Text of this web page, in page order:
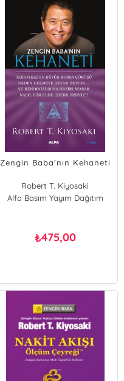
Zengin Baba’nın Kehaneti
Robert T. Kiyosaki
Alfa Basım Yayım Dağıtım
₺475,00